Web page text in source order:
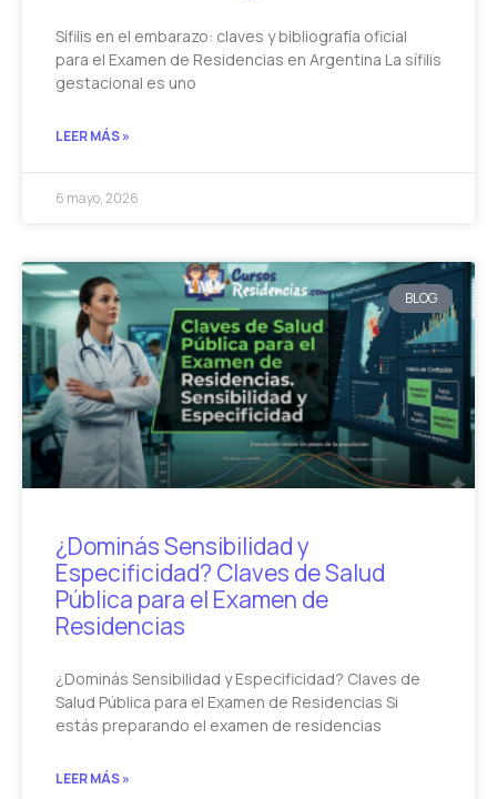
Sífilis en el embarazo: claves y bibliografía oficial
para el Examen de Residencias en Argentina La sífilis
gestacional es uno
LEER MÁS »
6 mayo, 2026
BLOG
¿Dominás Sensibilidad y
Especificidad? Claves de Salud
Pública para el Examen de
Residencias
¿Dominás Sensibilidad y Especificidad? Claves de
Salud Pública para el Examen de Residencias Si
estás preparando el examen de residencias
LEER MÁS »